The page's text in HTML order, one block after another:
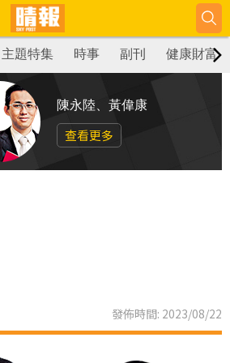
主題特集 時事 副刊 健康財富
陳永陸、黃偉康
查看更多
發佈時間: 2023/08/22